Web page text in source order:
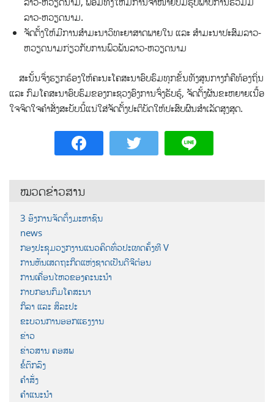
ລາວ-ຫວຽດນາມ.
ຈັດຕັ້ງໃຫ້ມີການສຳມະນາວິທະຍາສາດພາຍໃນ ແລະ ສຳມະນາປະສົມລາວ-
ຫວຽດນາມກ່ຽວກັບການພົວພັນລາວ-ຫວຽດນາມ
ສະນັ້ນຈຶ່ງຮຽກຮ້ອງໃຫ້ຄະນະໂຄສະນາອົບຮົມທຸກຂັ້ນທັງສູນກາງກໍຄືທ້ອງຖິ່ນ
ແລະ ກົມໂຄສະນາອົບຮົມຂອງກະຊວງອົງການຈົ່ງຮັບຮູ້, ຈັດຕັ້ງຜັນຂະຫຍາຍເນື້ອ
ໃຈຈິດໃຈຄຳສັ່ງສະບັບນີ້ແນ່ໃສ່ຈັດຕັ້ງປະຕິບັດໃຫ້ປະສົບຜົນສຳເລັດສູງສຸດ.
ໝວດຂ່າວສານ
3 ອົງການຈັດຕັ້ງມະຫາຊົນ
news
ກອງປະຊຸມວຽກງານແນວຄິດທົ່ວປະເທດຄັ້ງທີ V
ການຫັນເສດຖະກິດແຫ່ງຊາດເປັນດີຈີຕ໋ອນ
ການເຄື່ອນໄຫວຂອງຄະນະນຳ
ກາບກອນກົມໂຄສະນາ
ກິລາ ແລະ ສິລະປະ
ຂະບວນການອອກແຮງງານ
ຂ່າວ
ຂ່າວສານ ຄອສພ
ຂໍ້ຕົກລົງ
ຄຳສັ່ງ
ຄຳແນະນຳ